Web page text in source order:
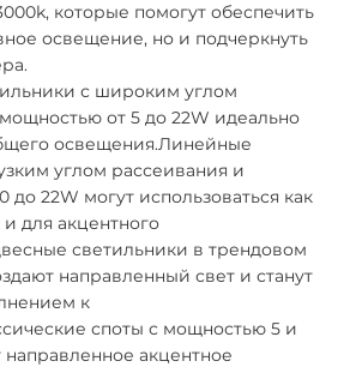
которые помогут обеспечить
освещение, но и подчеркнуть
с широким углом
от 5 до 22W идеально
освещения.Линейные
углом рассеивания и
до 22W могут использоваться как
для акцентного
светильники в трендовом
направленный свет и станут
к
споты с мощностью 5 и
акцентное